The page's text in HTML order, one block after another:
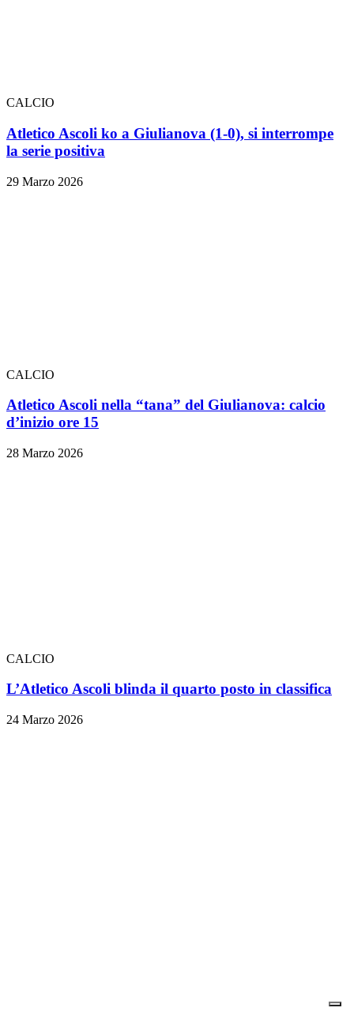
CALCIO
Atletico Ascoli ko a Giulianova (1-0), si interrompe
la serie positiva
29 Marzo 2026
CALCIO
Atletico Ascoli nella “tana” del Giulianova: calcio
d’inizio ore 15
28 Marzo 2026
CALCIO
L’Atletico Ascoli blinda il quarto posto in classifica
24 Marzo 2026